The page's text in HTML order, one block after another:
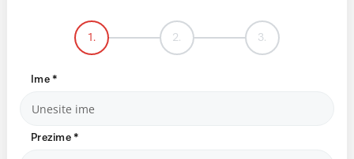
1. 2. 3.
Ime*
Prezime*